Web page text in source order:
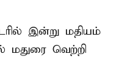
இன்று மதியம்
வெற்றி